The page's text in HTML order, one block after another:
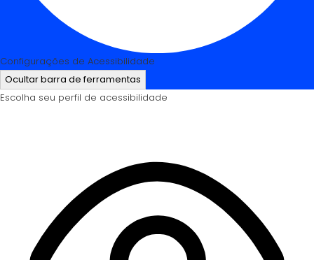
Configurações de Acessibilidade
Ocultar barra de ferramentas
Escolha seu perfil de acessibilidade